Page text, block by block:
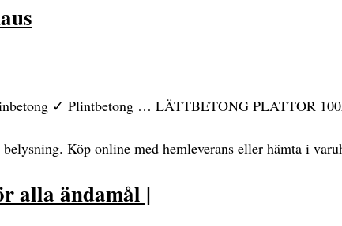
✓ Plintbetong … LÄTTBETONG PLATTOR
Köp online med hemleverans eller hämta i
alla ändamål |